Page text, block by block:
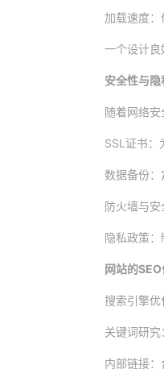
加载速度：
一个设计良
安全性与隐
随着网络
SSL证书：
数据备份：
防火墙与安
隐私政策：
网站的
搜索引擎优
关键词研究
内部链接：